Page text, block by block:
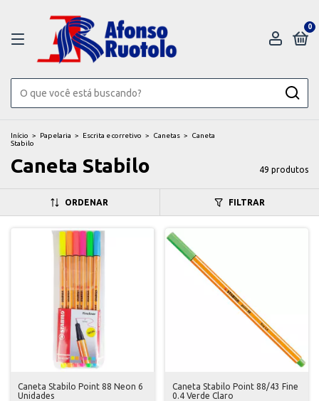
0
Início > Papelaria > Escrita e corretivo > Canetas >
Caneta
Stabilo
Caneta Stabilo 49 produtos
ORDENAR FILTRAR
Caneta Stabilo Point 88 Neon 6
Unidades
Caneta Stabilo Point 88/43 Fine
0.4 Verde Claro